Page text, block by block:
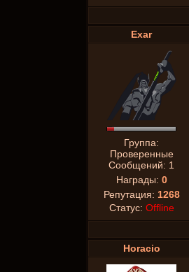
Exar
Группа:
Проверенные
Сообщений: 1
Награды: 0
Репутация: 1268
Статус: Offline
Horacio